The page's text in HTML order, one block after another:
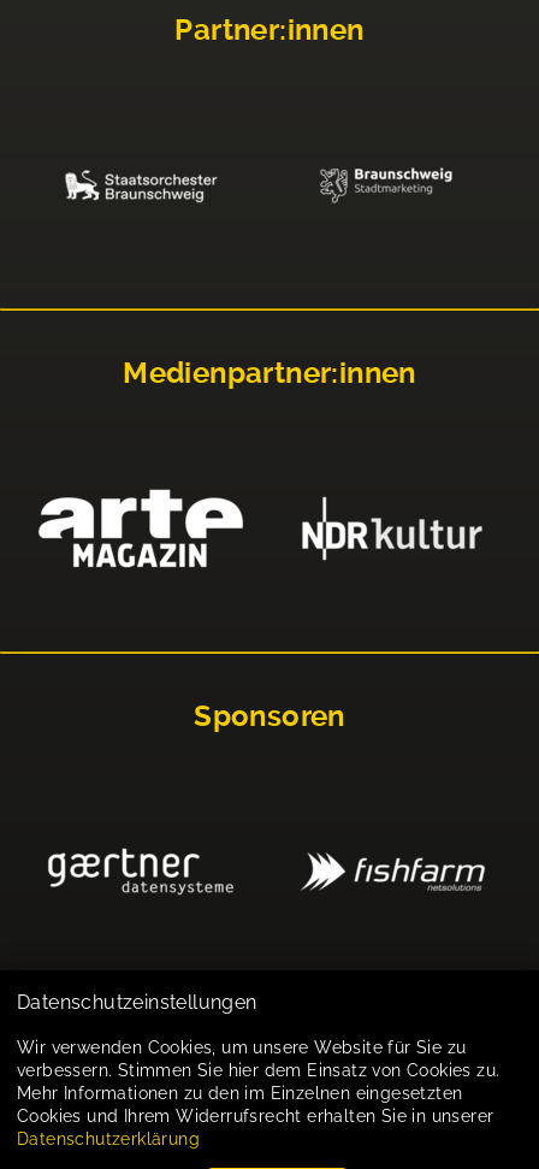
Partner:innen
Medienpartner:innen
Sponsoren
Impressum
Datenschutz
Cookie-Einstellungen
Datenschutzeinstellungen
Wir verwenden Cookies, um unsere Website für Sie zu
verbessern. Stimmen Sie hier dem Einsatz von Cookies zu.
Mehr Informationen zu den im Einzelnen eingesetzten
Cookies und Ihrem Widerrufsrecht erhalten Sie in unserer
Datenschutzerklärung